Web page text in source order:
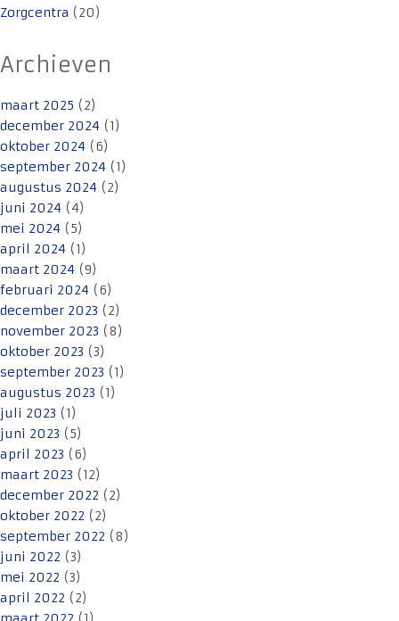
Zorgcentra (20)
Archieven
maart 2025 (2)
december 2024 (1)
oktober 2024 (6)
september 2024 (1)
augustus 2024 (2)
juni 2024 (4)
mei 2024 (5)
april 2024 (1)
maart 2024 (9)
februari 2024 (6)
december 2023 (2)
november 2023 (8)
oktober 2023 (3)
september 2023 (1)
augustus 2023 (1)
juli 2023 (1)
juni 2023 (5)
april 2023 (6)
maart 2023 (12)
december 2022 (2)
oktober 2022 (2)
september 2022 (8)
juni 2022 (3)
mei 2022 (3)
april 2022 (2)